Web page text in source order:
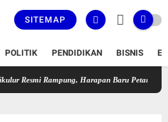
SITEMAP
POLITIK PENDIDIKAN BISNIS
Harapan Baru Petani Mengalir dari Irigasi